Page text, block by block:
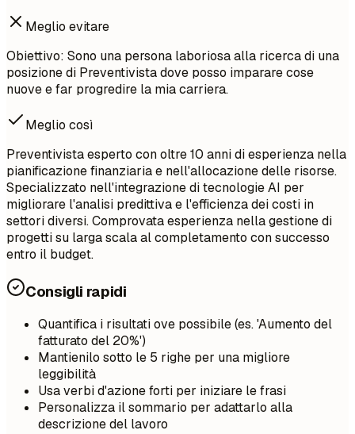
Meglio evitare
Obiettivo: Sono una persona laboriosa alla ricerca di una
posizione di Preventivista dove posso imparare cose
nuove e far progredire la mia carriera.
Meglio così
Preventivista esperto con oltre 10 anni di esperienza nella
pianificazione finanziaria e nell'allocazione delle risorse.
Specializzato nell'integrazione di tecnologie AI per
migliorare l'analisi predittiva e l'efficienza dei costi in
settori diversi. Comprovata esperienza nella gestione di
progetti su larga scala al completamento con successo
entro il budget.
Consigli rapidi
Quantifica i risultati ove possibile (es. 'Aumento del
fatturato del 20%')
Mantienilo sotto le 5 righe per una migliore
leggibilità
Usa verbi d'azione forti per iniziare le frasi
Personalizza il sommario per adattarlo alla
descrizione del lavoro